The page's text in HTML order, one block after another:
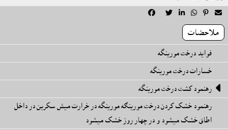
     
ملاحضات
فوايد درخت مورينگه
خسارات درخت مورينگه
 رهنمود کشت درخت مورينگه
رهنمود خشک کردن درخت مورينګه مورينگه در خرارت ميش سکرين در داخل
اطاق خشک ميشود و در چهار روز خشک ميشود